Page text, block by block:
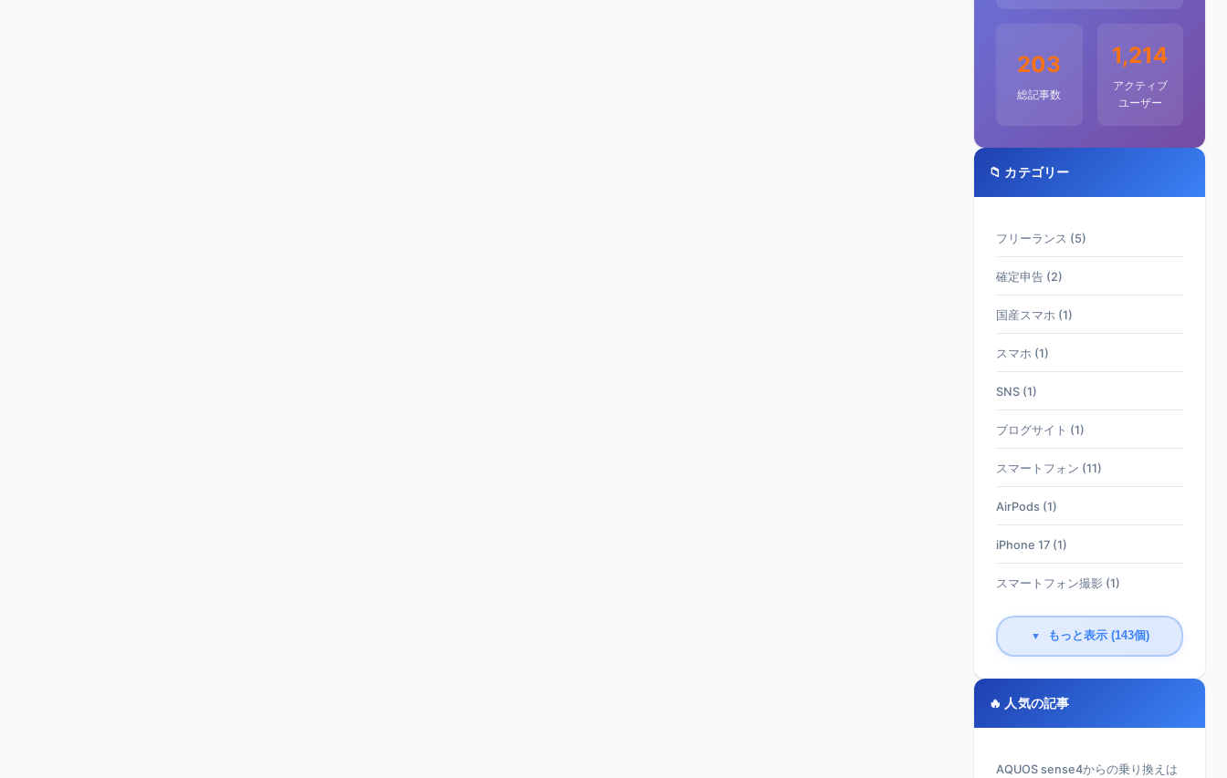
203
総記事数
1,214
アクティブ
ユーザー
📁 カテゴリー
フリーランス (5)
確定申告 (2)
国産スマホ (1)
スマホ (1)
SNS (1)
ブログサイト (1)
スマートフォン (11)
AirPods (1)
iPhone 17 (1)
スマートフォン撮影 (1)
▼ もっと表示 (143個)
🔥 人気の記事
AQUOS sense4からの乗り換えは